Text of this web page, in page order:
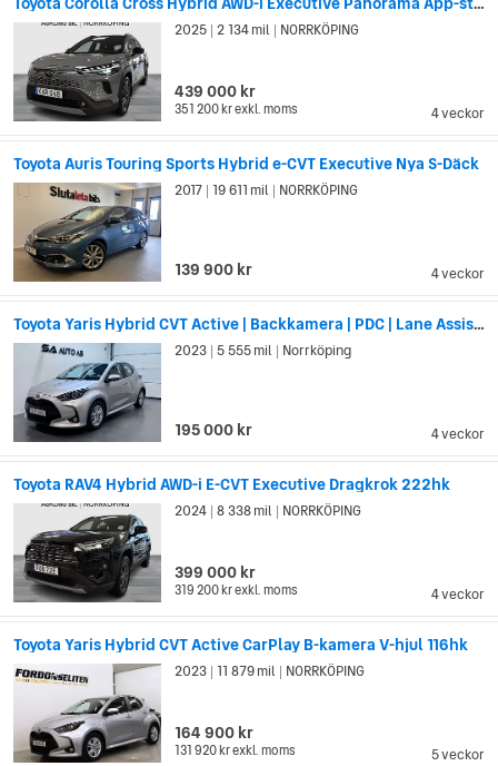
4 veckor
2025 2 134 mil NORRKÖPING
439 000 kr
351 200 krexkl. moms
Toyota Auris Touring Sports Hybrid e-CVT Executive Nya S-Däck
4 veckor
2017 19 611 mil NORRKÖPING
139 900 kr
Toyota Yaris Hybrid CVT Active | Backkamera | PDC | Lane Assist | BT
4 veckor
2023 5 555 mil Norrköping
195 000 kr
Toyota RAV4 Hybrid AWD-i E-CVT Executive Dragkrok 222hk
4 veckor
2024 8 338 mil NORRKÖPING
399 000 kr
319 200 krexkl. moms
Toyota Yaris Hybrid CVT Active CarPlay B-kamera V-hjul 116hk
5 veckor
2023 11 879 mil NORRKÖPING
164 900 kr
131 920 krexkl. moms